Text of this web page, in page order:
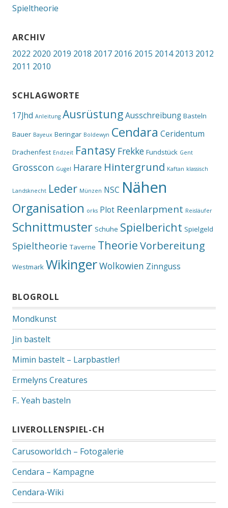
Spieltheorie
ARCHIV
2022 2020 2019 2018 2017 2016 2015 2014 2013 2012
2011 2010
SCHLAGWORTE
17Jhd Anleitung Ausrüstung Ausschreibung Basteln
Bauer Bayeux Beringar Boldewyn Cendara Ceridentum
Drachenfest Endzeit Fantasy Frekke Fundstück Gent
Grosscon Gugel Harare Hintergrund Kaftan klassisch
Landsknecht Leder Münzen NSC Nähen
Organisation orks Plot Reenlarpment Reisläufer
Schnittmuster Schuhe Spielbericht Spielgeld
Spieltheorie Taverne TheorieVorbereitung
Westmark WikingerWolkowien Zinnguss
BLOGROLL
Mondkunst
Jin bastelt
Mimin bastelt – Larpbastler!
Ermelyns Creatures
F.. Yeah basteln
LIVEROLLENSPIEL-CH
Carusoworld.ch – Fotogalerie
Cendara – Kampagne
Cendara-Wiki